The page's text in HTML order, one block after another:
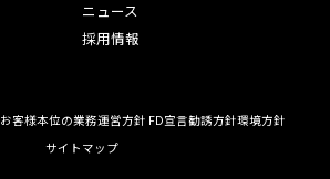
ニュース
採用情報
お客様本位の業務運営方針 FD宣言勧誘方針環境方針
サイトマップ